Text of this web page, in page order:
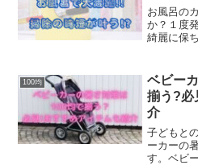
お風呂の
か？１度
綺麗に保
防水テー
た！「カ
100均
ベビー
揃う?必
介
子どもと
ーカーの
す。ベビ